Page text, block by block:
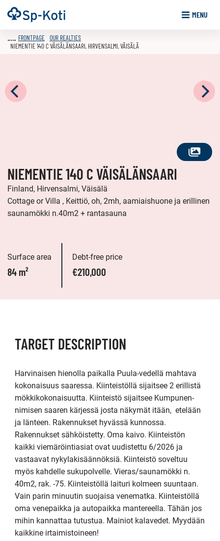
Go
to
Frontpage MENU
SEE
FRONTPAGE OUR REALTIES
NIEMENTIE 140 C VÄISÄLÄNSAARI, HIRVENSALMI, VÄISÄLÄ
NIEMENTIE 140 C VÄISÄLÄNSAARI
Finland, Hirvensalmi, Väisälä
Cottage or Villa , Keittiö, oh, 2mh, aamiaishuone ja erillinen
saunamökki n.40m2 + rantasauna
Surface area
84 m²
Debt-free price
€210,000
TARGET DESCRIPTION
Harvinaisen hienolla paikalla Puula-vedellä mahtava
kokonaisuus saaressa. Kiinteistöllä sijaitsee 2 erillistä
mökkikokonaisuutta. Kiinteistö sijaitsee Kumpunen-
nimisen saaren kärjessä josta näkymät itään,  etelään
ja länteen. Rakennukset hyvässä kunnossa.
Rakennukset sähköistetty. Oma kaivo. Kiinteistön
kaikki viemäröintiasiat ovat uudistettu 6/2026 ja
vastaavat nykylakisäännöksiä. Kiinteistö soveltuu
myös kahdelle sukupolvelle. Vieras/saunamökki n.
40m2, rak. -75. Kiinteistöllä laituri kolmeen suuntaan.
Vain parin minuutin suojaisa venematka. Kiinteistöllä
oma venepaikka ja autopaikka mantereella. Tähän jos
mihin kannattaa tutustua. Mainiot kalavedet. Myydään
kaikkine irtaimistoineen!